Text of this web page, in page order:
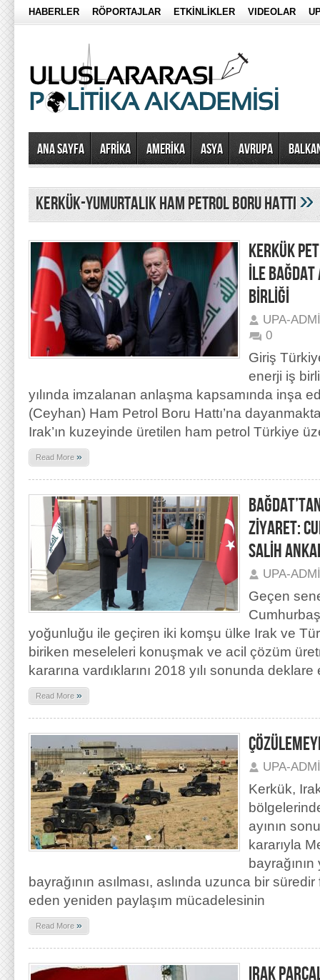
HABERLER RÖPORTAJLAR ETKİNLİKLER VIDEOLAR
Ana Sayfa AFRİKA AMERİKA ASYA AVRUPA
Kerkük-Yumurtalık Ham Petrol Boru Hattı»
KERKÜK
İLE
BİRLİĞİ
UPA-
0
Giriş
enerji iş
yılında imzalanan anlaşma kapsamında inşa
(Ceyhan) Ham Petrol Boru Hattı’na
Irak’ın kuzeyinde üretilen ham petrol Türkiye
Read More »
ZİYARET:
SALİH
UPA-
Geçen
yoğunluğu ile geçiren iki komşu ülke Irak ve
biriken meseleleri konuşmak ve acil çözüm
kararına vardıklarını 2018 yılı sonunda
Read More »
UPA-
Kerkük,
ayının
kararıyla
bayrağının asılması, aslında uzunca bir
eden yeniden paylaşım mücadelesinin
Read More »
IRAK